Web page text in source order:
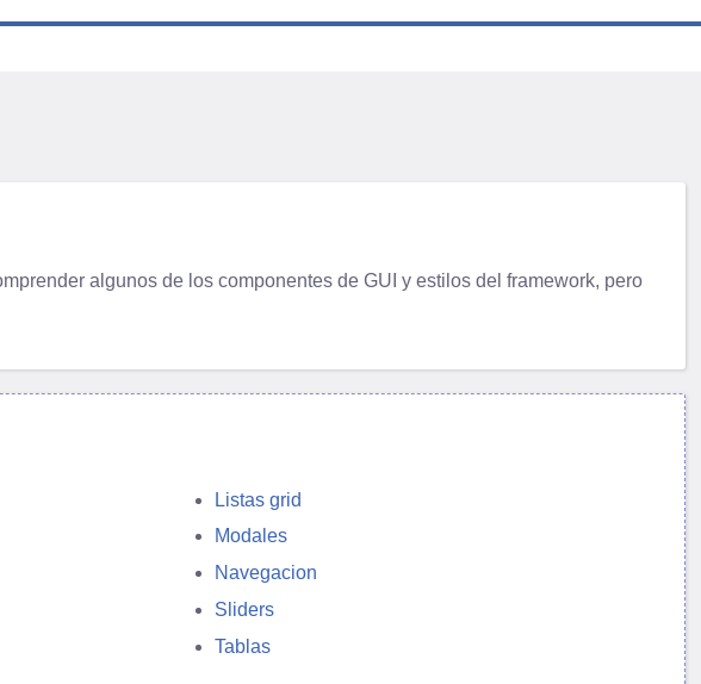
algunos de los componentes de GUI y estilos del framework, pero
Listas grid
Modales
Navegacion
Sliders
Tablas